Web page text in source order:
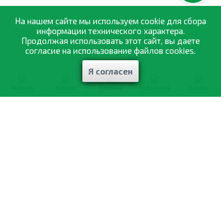
Корзина
На нашем сайте мы используем cookie для сбора
информации технического характера.
Продолжая использовать этот сайт, вы даете
согласие на использование файлов cookies.
Я согласен